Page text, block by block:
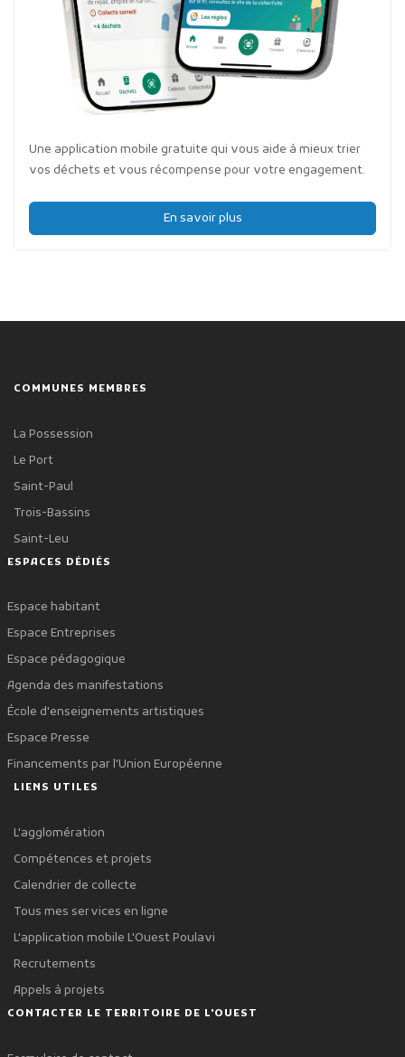
Une application mobile gratuite qui vous aide à mieux trier
vos déchets et vous récompense pour votre engagement.
En savoir plus
COMMUNES MEMBRES
La Possession
Le Port
Saint-Paul
Trois-Bassins
Saint-Leu
ESPACES DÉDIÉS
Espace habitant
Espace Entreprises
Espace pédagogique
Agenda des manifestations
École d'enseignements artistiques
Espace Presse
Financements par l'Union Européenne
LIENS UTILES
L'agglomération
Compétences et projets
Calendrier de collecte
Tous mes services en ligne
L'application mobile L'Ouest Poulavi
Recrutements
Appels à projets
CONTACTER LE TERRITOIRE DE L'OUEST